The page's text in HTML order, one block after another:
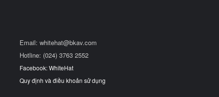
Email: whitehat@bkav.com
Hotline: (024) 3763 2552
Facebook: WhiteHat
Quy định và điều khoản sử dụng